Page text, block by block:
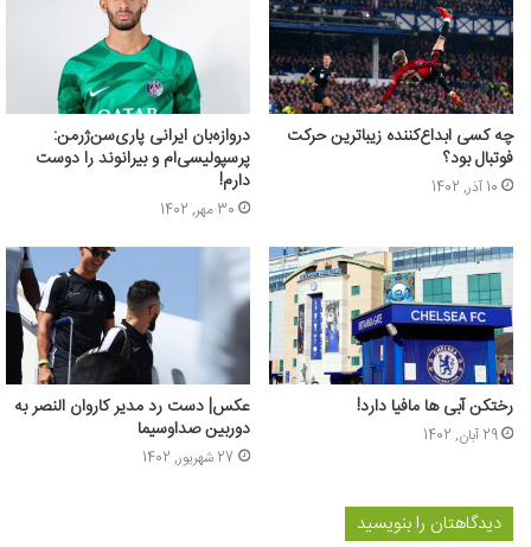
چه کسی ابداع‌کننده زیباترین حرکت
فوتبال بود؟
10 آذر, 1402
دروازه‌بان ایرانی پاری‌سن‌ژرمن:
پرسپولیسی‌ام و بیرانوند را دوست
دارم!
30 مهر, 1402
رختکن آبی ها مافیا دارد!
29 آبان, 1402
عکس| دست رد مدیر کاروان النصر به
دوربین صداوسیما
27 شهریور, 1402
دیدگاهتان را بنویسید